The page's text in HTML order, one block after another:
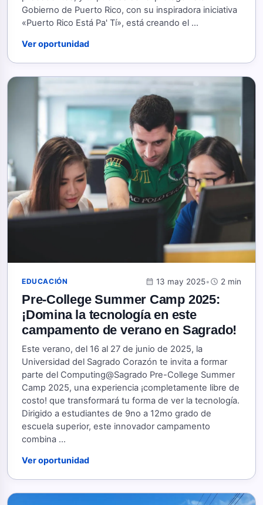
Gobierno de Puerto Rico, con su inspiradora iniciativa
«Puerto Rico Está Pa' Tí», está creando el ...
Ver oportunidad
EDUCACIÓN calendar_month 13 may 2025•schedule 2 min
Pre-College Summer Camp 2025:
¡Domina la tecnología en este
campamento de verano en Sagrado!
Este verano, del 16 al 27 de junio de 2025, la
Universidad del Sagrado Corazón te invita a formar
parte del Computing@Sagrado Pre-College Summer
Camp 2025, una experiencia ¡completamente libre de
costo! que transformará tu forma de ver la tecnología.
Dirigido a estudiantes de 9no a 12mo grado de
escuela superior, este innovador campamento
combina ...
Ver oportunidad